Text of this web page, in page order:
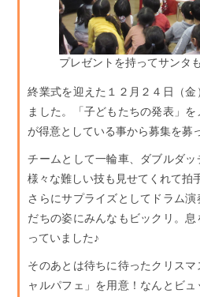
プレゼントを持ってサンタ
終業式を迎えた１２月２４日（
ました。「子どもたちの発表」
が得意としている事から募集を募
チームとして一輪車、ダブルダッ
様々な難しい技も見せてくれて拍
さらにサプライズとしてドラム
だちの姿にみんなもビックリ。息
っていました♪
そのあとは待ちに待ったクリス
ャルパフェ」を用意！なんとビ